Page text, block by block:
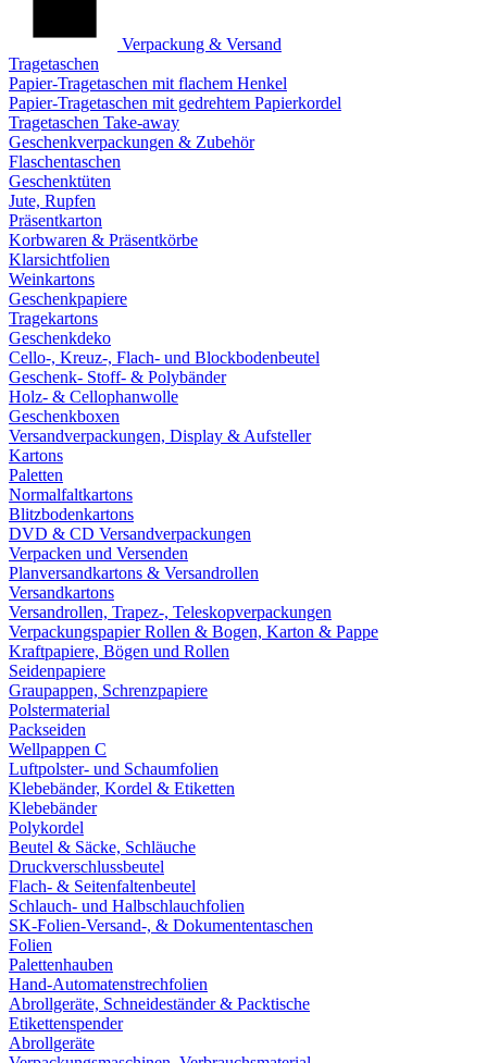
Verpackung & Versand
Tragetaschen
Papier-Tragetaschen mit flachem Henkel
Papier-Tragetaschen mit gedrehtem Papierkordel
Tragetaschen Take-away
Geschenkverpackungen & Zubehör
Flaschentaschen
Geschenktüten
Jute, Rupfen
Präsentkarton
Korbwaren & Präsentkörbe
Klarsichtfolien
Weinkartons
Geschenkpapiere
Tragekartons
Geschenkdeko
Cello-, Kreuz-, Flach- und Blockbodenbeutel
Geschenk- Stoff- & Polybänder
Holz- & Cellophanwolle
Geschenkboxen
Versandverpackungen, Display & Aufsteller
Kartons
Paletten
Normalfaltkartons
Blitzbodenkartons
DVD & CD Versandverpackungen
Verpacken und Versenden
Planversandkartons & Versandrollen
Versandkartons
Versandrollen, Trapez-, Teleskopverpackungen
Verpackungspapier Rollen & Bogen, Karton & Pappe
Kraftpapiere, Bögen und Rollen
Seidenpapiere
Graupappen, Schrenzpapiere
Polstermaterial
Packseiden
Wellpappen C
Luftpolster- und Schaumfolien
Klebebänder, Kordel & Etiketten
Klebebänder
Polykordel
Beutel & Säcke, Schläuche
Druckverschlussbeutel
Flach- & Seitenfaltenbeutel
Schlauch- und Halbschlauchfolien
SK-Folien-Versand-, & Dokumententaschen
Folien
Palettenhauben
Hand-Automatenstrechfolien
Abrollgeräte, Schneideständer & Packtische
Etikettenspender
Abrollgeräte